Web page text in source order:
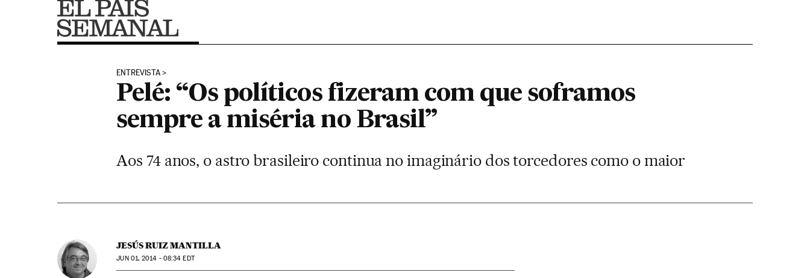
ENTREVISTA
Pelé: “Os políticos fizeram com que soframos
sempre a miséria no Brasil”
Aos 74 anos, o astro brasileiro continua no imaginário dos torcedores como o maior
JESÚS RUIZ MANTILLA
JUN01, 2014 - 08:34 EDT